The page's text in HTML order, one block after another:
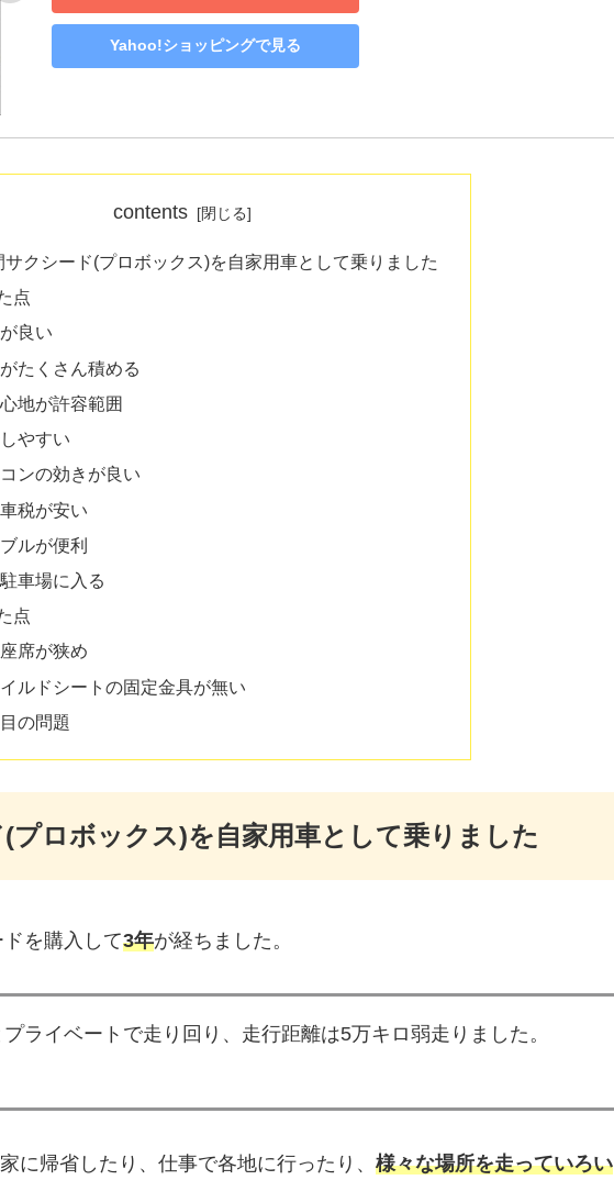
Yahoo!ショッピングで見る
contents
サクシード(プロボックス)を自家用車として乗りました
点
良い
たくさん積める
地が許容範囲
やすい
ンの効きが良い
税が安い
ルが便利
車場に入る
点
席が狭め
ルドシートの固定金具が無い
の問題
プロボックス)を自家用車として乗りました
を購入して3年が経ちました。
ライベートで走り回り、走行距離は5万キロ弱走りました。
に帰省したり、仕事で各地に行ったり、 様々な場所を走っていろい